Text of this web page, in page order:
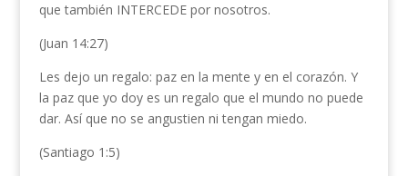
que también INTERCEDE por nosotros.
(Juan 14:27)
Les dejo un regalo: paz en la mente y en el corazón. Y
la paz que yo doy es un regalo que el mundo no puede
dar. Así que no se angustien ni tengan miedo.
(Santiago 1:5)